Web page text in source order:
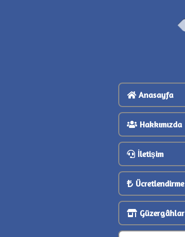
Anasayfa
Hakkımızda
İletişim
Ücretlendirme
Güzergâhlar